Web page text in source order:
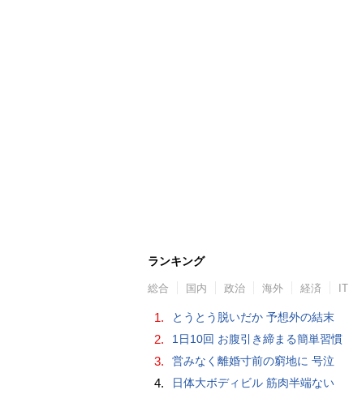
ランキング
総合 国内 政治 海外 経済 IT
1. とうとう脱いだか 予想外の結末
2. 1日10回 お腹引き締まる簡単習慣
3. 営みなく離婚寸前の窮地に 号泣
4. 日体大ボディビル 筋肉半端ない